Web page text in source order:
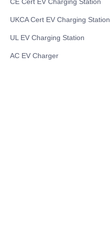
UKCA Cert EV Charging Station
UL EV Charging Station
AC EV Charger
UR